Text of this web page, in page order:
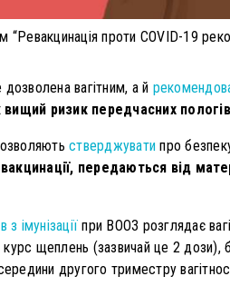
проти COVID-19
вагітним, а й
ризик передчасних
стверджуватипро
передаються від
імунізації при ВООЗ розглядає
щеплень (зазвичай це 2
другого триместру